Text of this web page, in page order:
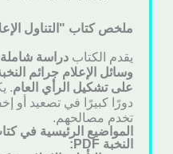
ملخص كتاب "التناول
يقدم الكتاب دراسة شاملة
وسائل الإعلام جرائم
على تشكيل الرأي العام.
دورًا كبيرًا في تصعيد أو
تخدم مصالحهم.
المواضيع الرئيسية في
النخبة PDF: